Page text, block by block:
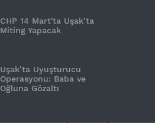
CHP 14 Mart'ta Uşak’ta
Miting Yapacak
Uşak’ta Uyuşturucu
Operasyonu: Baba ve
Oğluna Gözaltı